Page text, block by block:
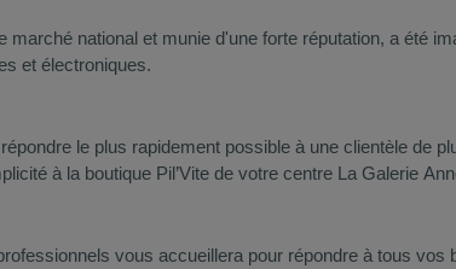
marché national et munie d'une forte réputation, a
et électroniques.
répondre le plus rapidement possible à une clientèle
à la boutique Pil’Vite de votre centre La Galerie
vous accueillera pour répondre à tous